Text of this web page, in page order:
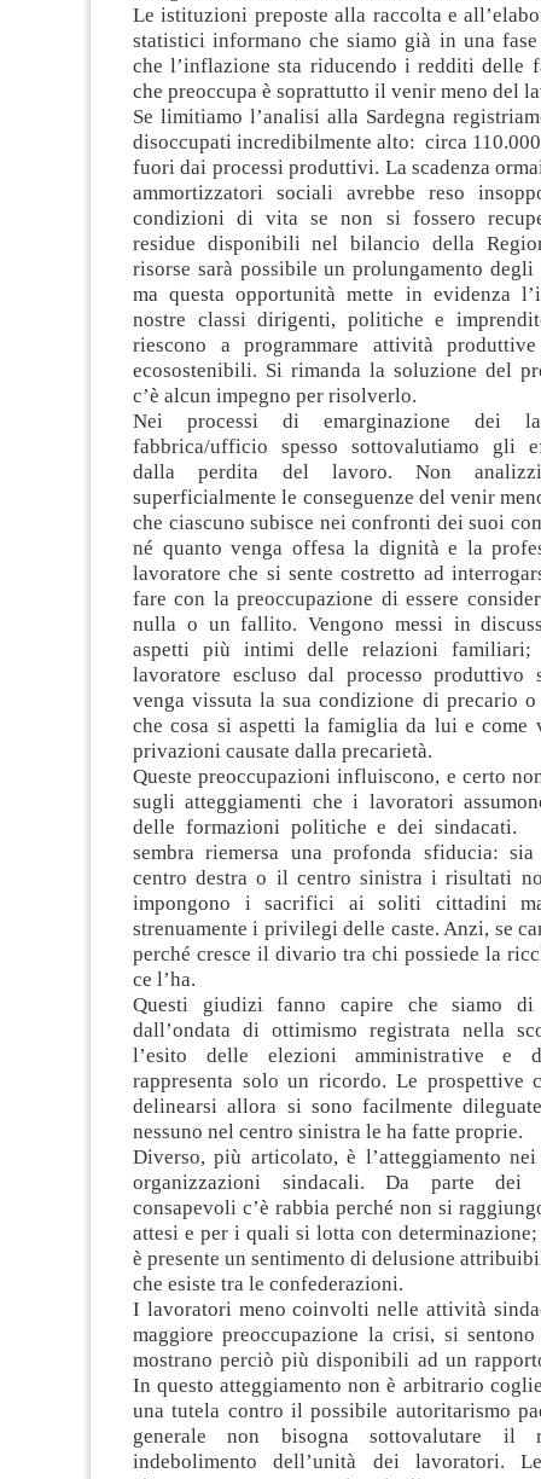
Le istituzioni preposte alla raccolta e
statistici informano che siamo già in una
che l’inflazione sta riducendo i redditi delle
che preoccupa è soprattutto il venir meno del
Se limitiamo l’analisi alla Sardegna
disoccupati incredibilmente alto: circa
fuori dai processi produttivi. La scadenza
ammortizzatori sociali avrebbe reso
condizioni di vita se non si fossero
residue disponibili nel bilancio della
risorse sarà possibile un prolungamento
ma questa opportunità mette in evidenza
nostre classi dirigenti, politiche e
riescono a programmare attività
ecosostenibili. Si rimanda la soluzione del
c’è alcun impegno per risolverlo.
Nei processi di emarginazione dei
fabbrica/ufficio spesso sottovalutiamo gli
dalla perdita del lavoro. Non
superficialmente le conseguenze del venir
che ciascuno subisce nei confronti dei suoi
né quanto venga offesa la dignità e la
lavoratore che si sente costretto ad
fare con la preoccupazione di essere
nulla o un fallito. Vengono messi in
aspetti più intimi delle relazioni
lavoratore escluso dal processo produttivo
venga vissuta la sua condizione di precario
che cosa si aspetti la famiglia da lui e
privazioni causate dalla precarietà.
Queste preoccupazioni influiscono, e certo
sugli atteggiamenti che i lavoratori
delle formazioni politiche e dei
sembra riemersa una profonda sfiducia:
centro destra o il centro sinistra i risultati
impongono i sacrifici ai soliti cittadini
strenuamente i privilegi delle caste. Anzi, se
perché cresce il divario tra chi possiede la
ce l’ha.
Questi giudizi fanno capire che siamo
dall’ondata di ottimismo registrata nella
l’esito delle elezioni amministrative e
rappresenta solo un ricordo. Le prospettive
delinearsi allora si sono facilmente
nessuno nel centro sinistra le ha fatte proprie.
Diverso, più articolato, è l’atteggiamento
organizzazioni sindacali. Da parte dei
consapevoli c’è rabbia perché non si
attesi e per i quali si lotta con determinazione;
è presente un sentimento di delusione
che esiste tra le confederazioni.
I lavoratori meno coinvolti nelle attività
maggiore preoccupazione la crisi, si
mostrano perciò più disponibili ad un
In questo atteggiamento non è arbitrario
una tutela contro il possibile autoritarismo
generale non bisogna sottovalutare
indebolimento dell’unità dei lavoratori.